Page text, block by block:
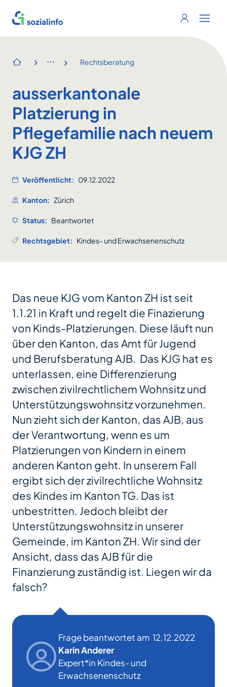
Sozialinfo
Login
Startseite
› › Rechtsberatung
ausserkantonale
Platzierung in
Pflegefamilie nach neuem
KJG ZH
Veröffentlicht: 09.12.2022
Kanton: Zürich
Status: Beantwortet
Rechtsgebiet: Kindes- und Erwachsenenschutz
Das neue KJG vom Kanton ZH ist seit
1.1.21 in Kraft und regelt die Finazierung
von Kinds-Platzierungen. Diese läuft nun
über den Kanton, das Amt für Jugend
und Berufsberatung AJB. Das KJG hat es
unterlassen, eine Differenzierung
zwischen zivilrechtlichem Wohnsitz und
Unterstützungswohnsitz vorzunehmen.
Nun zieht sich der Kanton, das AJB, aus
der Verantwortung, wenn es um
Platzierungen von Kindern in einem
anderen Kanton geht. In unserem Fall
ergibt sich der zivilrechtliche Wohnsitz
des Kindes im Kanton TG. Das ist
unbestritten. Jedoch bleibt der
Unterstützungswohnsitz in unserer
Gemeinde, im Kanton ZH. Wir sind der
Ansicht, dass das AJB für die
Finanzierung zuständig ist. Liegen wir da
falsch?
Frage beantwortet am 12.12.2022
Karin Anderer
Expert*in Kindes- und
Erwachsenenschutz